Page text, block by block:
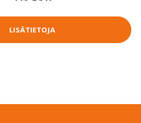
LISÄTIETOJA